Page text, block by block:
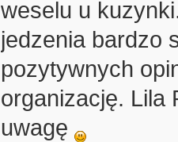
weselu u
jedzenia bardzo
pozytywnych
organizację. Lila
uwagę